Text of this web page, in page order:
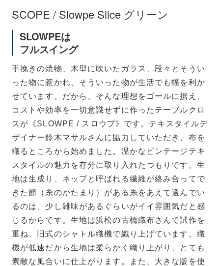
SCOPE / Slowpe Slice グリーン
SLOWPEは
フルスイング
手挽きの焼物、木型に吹いたガラス、段々とそうい
った物に惹かれ、そういった物が生活でも幅を利か
せています。だから、そんな理想をゴールに据え、
コストや効率を一切意識せずに作ったテーブルクロ
スが《SLOWPE / スロウプ》です。テキスタイルデ
ザイナー鈴木マサルさんに協力していただき、布を
織るところから始めました。温かなビンテージテキ
スタイルの魅力を存分に取り入れたつもりです。生
地は生成り、ネップと呼ばれる繊維が絡み合ってで
きた節（糸のかたまり）がある糸をあえて選んでい
るのは、少し雑味があるぐらいがイイ雰囲気だと感
じるからです。生地は浜松の古橋織布さんで試作を
重ね、旧式のシャトル織機で織り上げています。織
機が低速だから生地は柔らかく織り上がり、とても
素敵な風合いに仕上がります。また、大きな版を使